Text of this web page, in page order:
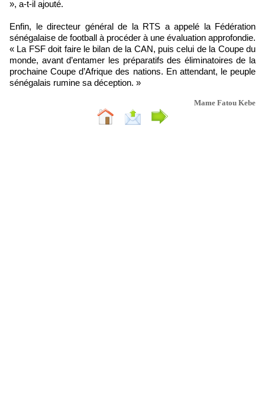
», a-t-il ajouté.
Enfin, le directeur général de la RTS a appelé la Fédération
sénégalaise de football à procéder à une évaluation approfondie.
« La FSF doit faire le bilan de la CAN, puis celui de la Coupe du
monde, avant d’entamer les préparatifs des éliminatoires de la
prochaine Coupe d’Afrique des nations. En attendant, le peuple
sénégalais rumine sa déception. »
Mame Fatou Kebe